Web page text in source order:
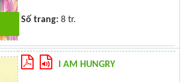
Số trang: 8 tr.
I AM HUNGRY